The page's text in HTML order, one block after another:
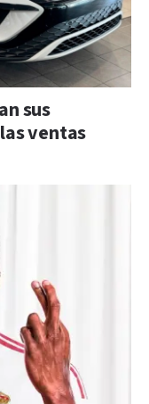
sus
ventas